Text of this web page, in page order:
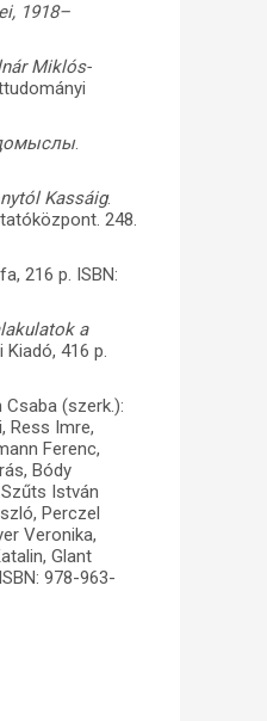
1918–
Miklós-
.
Kassáig.
248.
216 p. ISBN:
a
Kiadó, 416 p.
(szerk.):
Ress Imre,
Ferenc,
Bódy
István
Perczel
Veronika,
Glant
978-963-